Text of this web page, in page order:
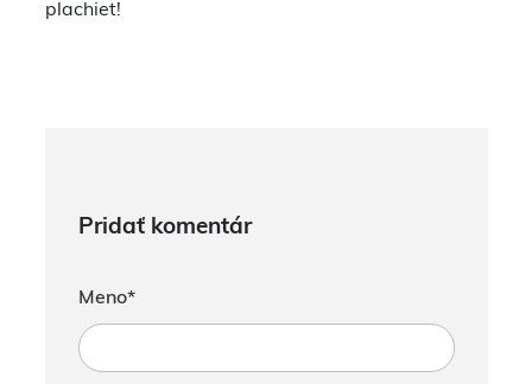
plachiet!
Pridať komentár
Meno*